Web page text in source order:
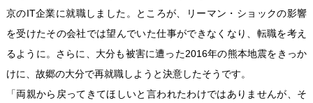
京のIT企業に就職しました。ところが、リーマン・ショックの影響
を受けたその会社では望んでいた仕事ができなくなり、転職を考え
るように。さらに、大分も被害に遭った2016年の熊本地震をきっか
けに、故郷の大分で再就職しようと決意したそうです。
「両親から戻ってきてほしいと言われたわけではありませんが、そ